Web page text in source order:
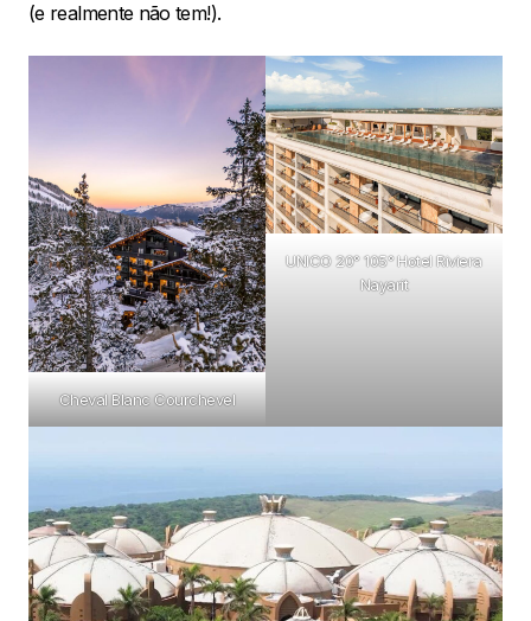
(e realmente não tem!).
Cheval Blanc Courchevel
UNICO 20° 105° Hotel Riviera
Nayarit